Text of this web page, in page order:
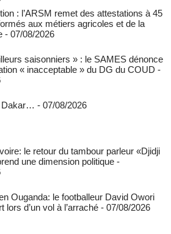
: l’ARSM remet des attestations à 45
aux métiers agricoles et de la
- 07/08/2026
saisonniers » : le SAMES dénonce
« inacceptable » du DG du COUD -
Dakar… - 07/08/2026
le retour du tambour parleur «Djidji
une dimension politique -
Ouganda: le footballeur David Owori
lors d’un vol à l’arraché - 07/08/2026